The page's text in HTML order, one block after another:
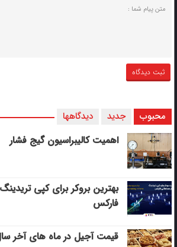
محبوب جدید دیدگاهها
اهمیت کالیبراسیون گیج فشار
بهترین بروکر برای کپی‌ تریدینگ
فارکس
قیمت آجیل در ماه های آخر